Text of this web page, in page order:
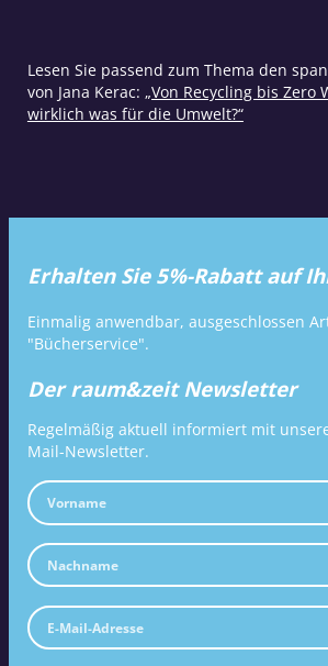
Lesen Sie passend zum Thema den
von Jana Kerac: „Von Recycling bis Zero
wirklich was für die Umwelt?“
Erhalten Sie 5%-Rabatt auf
Einmalig anwendbar, ausgeschlossen
"Bücherservice".
Der raum&zeit Newsletter
Regelmäßig aktuell informiert mit
Mail-Newsletter.